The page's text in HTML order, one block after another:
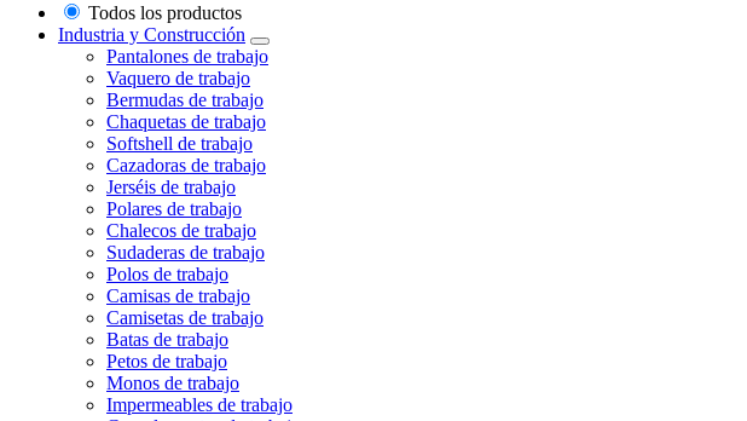
Todos los productos
Industria y Construcción
Pantalones de trabajo
Vaquero de trabajo
Bermudas de trabajo
Chaquetas de trabajo
Softshell de trabajo
Cazadoras de trabajo
Jerséis de trabajo
Polares de trabajo
Chalecos de trabajo
Sudaderas de trabajo
Polos de trabajo
Camisas de trabajo
Camisetas de trabajo
Batas de trabajo
Petos de trabajo
Monos de trabajo
Impermeables de trabajo